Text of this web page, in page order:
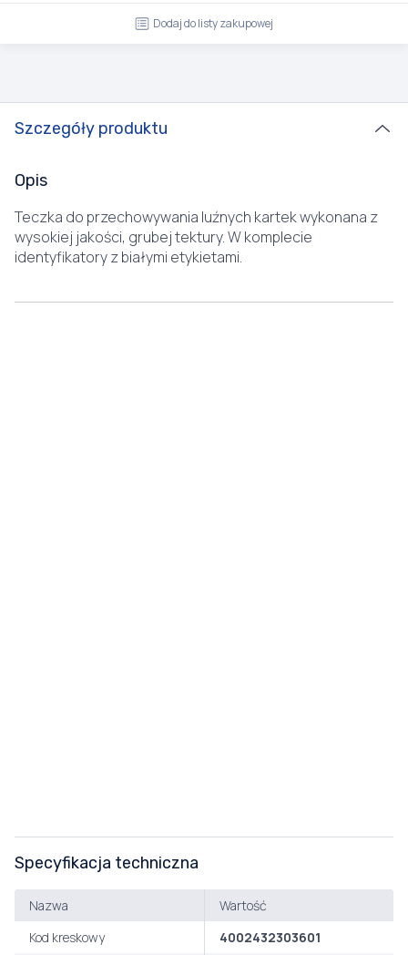
Dodaj do listy zakupowej
Szczegóły produktu
Opis
Teczka do przechowywania luźnych kartek wykonana z
wysokiej jakości, grubej tektury. W komplecie
identyfikatory z białymi etykietami.
Specyfikacja techniczna
Nazwa
Wartość
Kod kreskowy
4002432303601